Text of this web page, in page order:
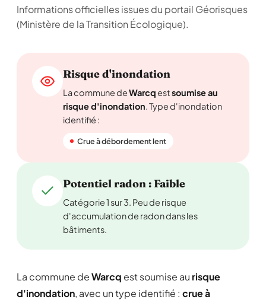
Informations officielles issues du portail Géorisques
(Ministère de la Transition Écologique).
Risque d'inondation
La commune deWarcqestsoumise au
risque d'inondation. Type d'inondation
identifié :
Crue à débordement lent
Potentiel radon : Faible
Catégorie 1 sur 3. Peu de risque
d'accumulation de radon dans les
bâtiments.
La commune deWarcq est soumise au risque
d'inondation, avec un type identifié : crue à